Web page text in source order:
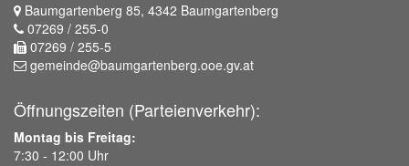
Baumgartenberg 85, 4342 Baumgartenberg
07269 / 255-0
07269 / 255-5
gemeinde@baumgartenberg.ooe.gv.at
Öffnungszeiten (Parteienverkehr):
Montag bis Freitag:
7:30 - 12:00 Uhr